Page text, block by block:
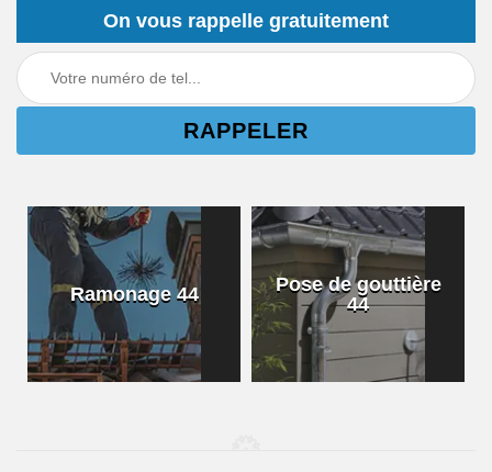
On vous rappelle gratuitement
Ramonage 44
Pose de gouttière
44